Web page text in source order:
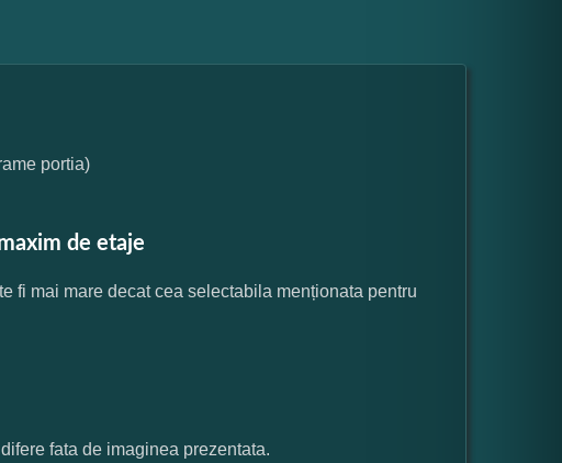
portia)
de etaje
fi mai mare decat cea selectabila menționata pentru
fata de imaginea prezentata.